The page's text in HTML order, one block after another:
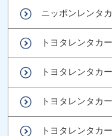
ニッポンレンタ
トヨタレンタカ
トヨタレンタカ
トヨタレンタカ
トヨタレンタカ